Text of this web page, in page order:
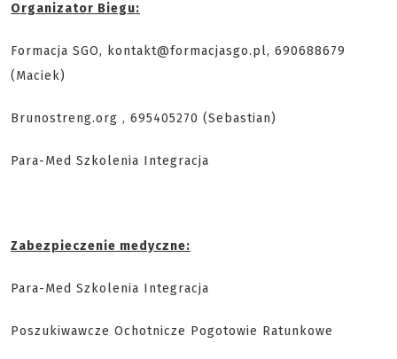
Organizator Biegu:
Formacja SGO, kontakt@formacjasgo.pl, 690688679
(Maciek)
Brunostreng.org , 695405270 (Sebastian)
Para-Med Szkolenia Integracja
Zabezpieczenie medyczne:
Para-Med Szkolenia Integracja
Poszukiwawcze Ochotnicze Pogotowie Ratunkowe